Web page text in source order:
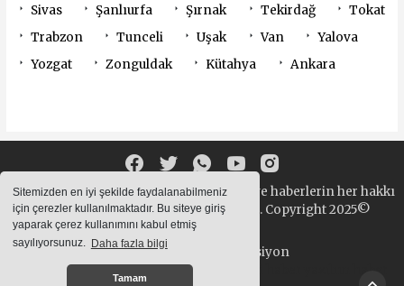
Sitemizden en iyi şekilde faydalanabilmeniz
için çerezler kullanılmaktadır. Bu siteye giriş
yaparak çerez kullanımını kabul etmiş
sayılıyorsunuz. Daha fazla bilgi
Tamam
Sivas
Şanlıurfa Şırnak Tekirdağ
Tokat
Trabzon
Tunceli Uşak Van
Yalova
Yozgat
Zonguldak Kütahya Ankara
Sitemizde bulunan yazı , video, fotoğraf ve haberlerin her hakkı
saklıdır. izinsiz içerikler kullanılamaz. Copyright 2025©
Haber Yazılımı:
Web Aksiyon
haber yazılımı
haber scripti